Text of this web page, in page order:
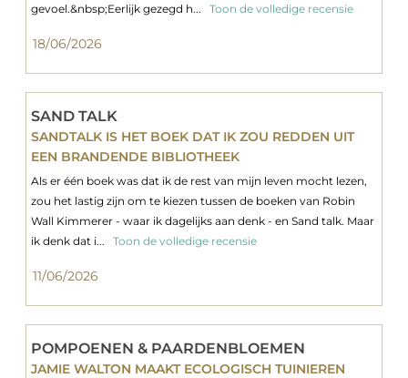
gevoel.&nbsp;Eerlijk gezegd h...
Toon de volledige recensie
18/06/2026
SAND TALK
SANDTALK IS HET BOEK DAT IK ZOU REDDEN UIT
EEN BRANDENDE BIBLIOTHEEK
Als er één boek was dat ik de rest van mijn leven mocht lezen,
zou het lastig zijn om te kiezen tussen de boeken van Robin
Wall Kimmerer - waar ik dagelijks aan denk - en Sand talk. Maar
ik denk dat i...
Toon de volledige recensie
11/06/2026
POMPOENEN & PAARDENBLOEMEN
JAMIE WALTON MAAKT ECOLOGISCH TUINIEREN